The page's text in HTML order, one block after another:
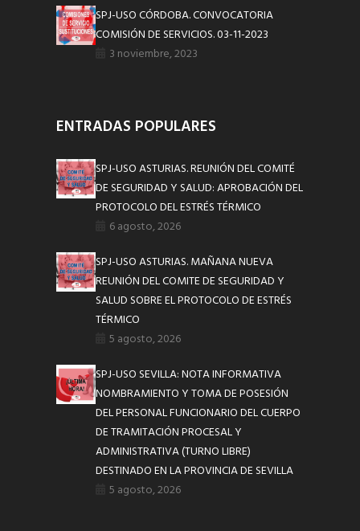
SPJ-USO CÓRDOBA. CONVOCATORIA
COMISIÓN DE SERVICIOS. 03-11-2023
3 noviembre, 2023
ENTRADAS POPULARES
SPJ-USO ASTURIAS. REUNIÓN DEL COMITÉ
DE SEGURIDAD Y SALUD: APROBACIÓN DEL
PROTOCOLO DEL ESTRÉS TÉRMICO
6 agosto, 2026
SPJ-USO ASTURIAS. MAÑANA NUEVA
REUNIÓN DEL COMITE DE SEGURIDAD Y
SALUD SOBRE EL PROTOCOLO DE ESTRÉS
TÉRMICO
5 agosto, 2026
SPJ-USO SEVILLA: NOTA INFORMATIVA
NOMBRAMIENTO Y TOMA DE POSESIÓN
DEL PERSONAL FUNCIONARIO DEL CUERPO
DE TRAMITACIÓN PROCESAL Y
ADMINISTRATIVA (TURNO LIBRE)
DESTINADO EN LA PROVINCIA DE SEVILLA
5 agosto, 2026